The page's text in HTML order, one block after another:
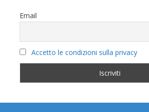
Email
Accetto le condizioni sulla privacy